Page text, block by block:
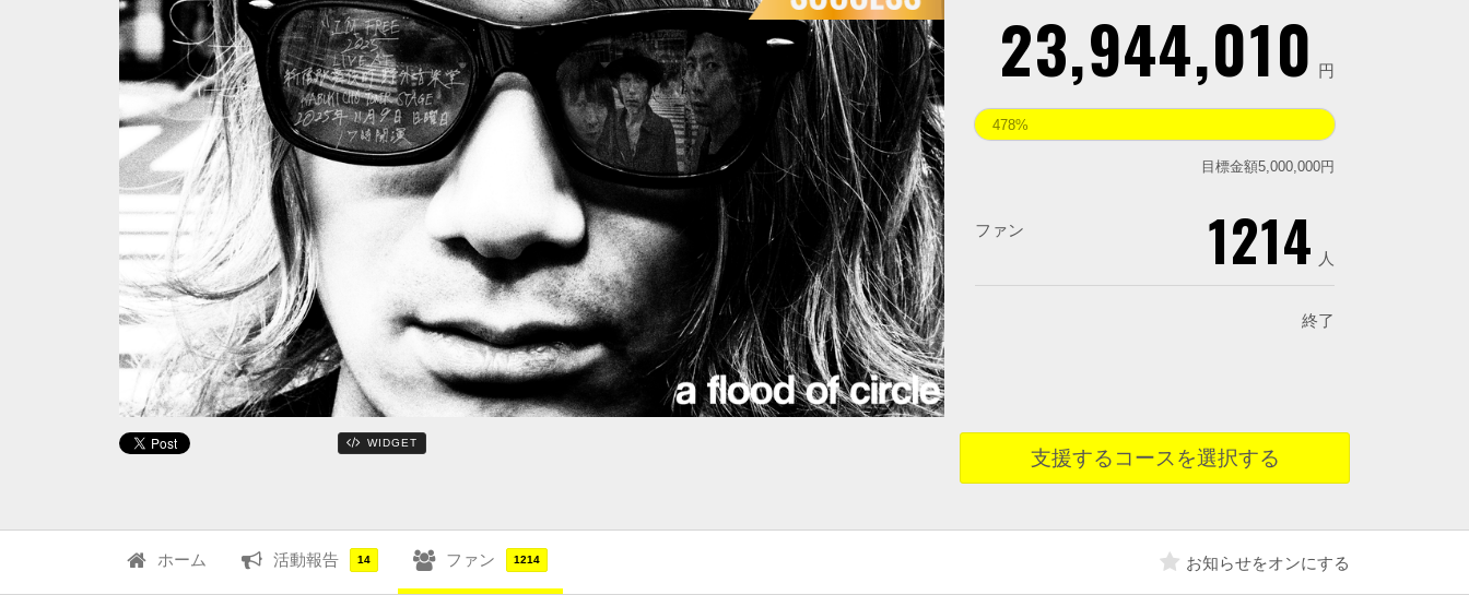
23,944,010 円
478%
目標金額5,000,000円
ファン 1214 人
終了
WIDGET
支援するコースを選択する
ホーム 活動報告 14 ファン 1214 お知らせをオンにする